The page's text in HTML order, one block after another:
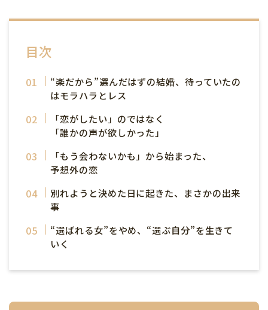
目次
“楽だから”選んだはずの結婚、待っていたの
はモラハラとレス
「恋がしたい」のではなく
「誰かの声が欲しかった」
「もう会わないかも」から始まった、
予想外の恋
別れようと決めた日に起きた、まさかの出来
事
“選ばれる女”をやめ、“選ぶ自分”を生きて
いく